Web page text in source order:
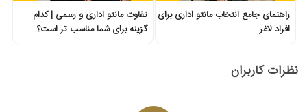
راهنمای جامع انتخاب مانتو اداری برای
افراد لاغر
تفاوت مانتو اداری و رسمی | کدام
گزینه برای شما مناسب تر است؟
نظرات کاربران